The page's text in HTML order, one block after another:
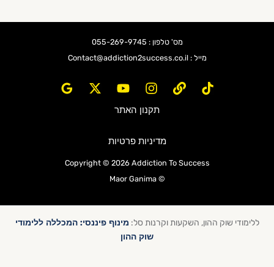
מס' טלפון : 055-269-9745
תקנון האתר
מדיניות פרטיות
Copyright © 2026 Addiction To Success
שוק ההון, השקעות וקרנות סל:מינוף פיננסי: המכללה ללימודי
שוק ההון